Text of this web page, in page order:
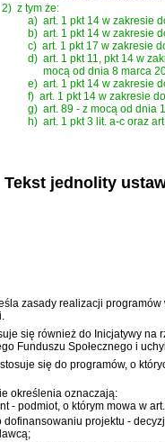
2) z tym że:
a) art. 1 pkt 14 w zakresie
b) art. 1 pkt 14 w zakresie
c) art. 1 pkt 17 w zakresie
d) art. 1 pkt 11, pkt 14 w
mocą od dnia 8 marca
e) art. 1 pkt 14 w zakresie
f) art. 1 pkt 14 w zakresie
g) art. 89 - z mocą od dnia
h) art. 1 pkt 3 lit. a-c oraz
jednolity ustawy
zasady realizacji
się również do Inicjatywy na
Funduszu Społecznego i
się do programów, o
określenia oznaczają:
- podmiot, o którym mowa w
dofinansowaniu projektu -